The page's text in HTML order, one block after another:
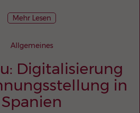
Mehr Lesen
Allgemeines
Digitalisierung
in
Spanien